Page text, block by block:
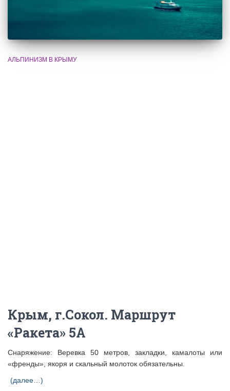
АЛЬПИНИЗМ В КРЫМУ
Крым, г.Сокол. Маршрут
«Ракета» 5А
Снаряжение: Веревка 50 метров, закладки, камалоты или
«френды», якоря и скальный молоток обязательны.
(далее…)